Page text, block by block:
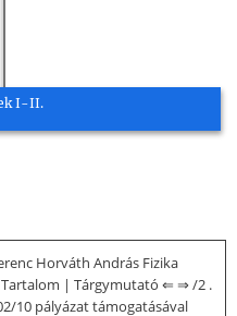
I-II.
Horváth András Fizika
| Tárgymutató ⇐ ⇒ /2 .
10 pályázat támogatásával